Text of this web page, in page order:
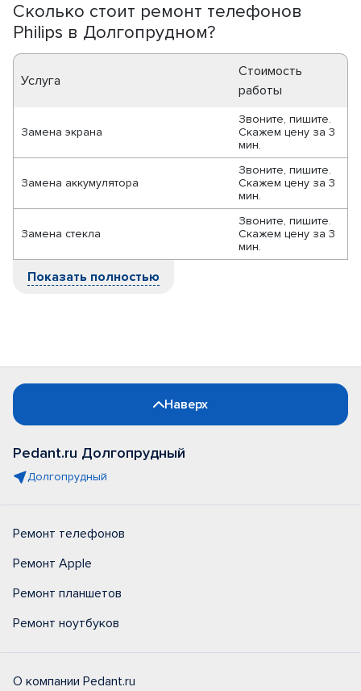
Сколько стоит ремонт телефонов
Philips в Долгопрудном?
Услуга
Стоимость
работы
Замена экрана
Звоните, пишите.
Скажем цену за 3
мин.
Замена аккумулятора
Звоните, пишите.
Скажем цену за 3
мин.
Замена стекла
Звоните, пишите.
Скажем цену за 3
мин.
Показать полностью
Наверх
Pedant.ru Долгопрудный
Долгопрудный
Ремонт телефонов
Ремонт Apple
Ремонт планшетов
Ремонт ноутбуков
О компании Pedant.ru